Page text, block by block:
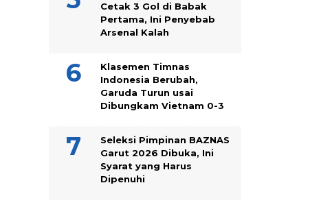
Cetak 3 Gol di Babak
Pertama, Ini Penyebab
Arsenal Kalah
Klasemen Timnas
Indonesia Berubah,
Garuda Turun usai
Dibungkam Vietnam 0-3
Seleksi Pimpinan BAZNAS
Garut 2026 Dibuka, Ini
Syarat yang Harus
Dipenuhi